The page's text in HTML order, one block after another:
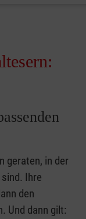
geraten, in der
Ihre
den
Und dann gilt: